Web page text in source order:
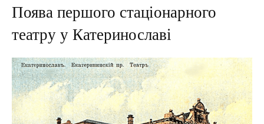
Поява першого стаціонарного
театру у Катеринославі